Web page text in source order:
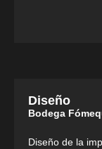
Diseño
Bodega
Diseño de la